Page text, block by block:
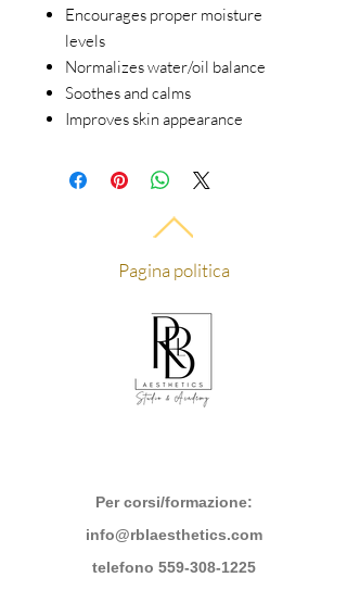
Encourages proper moisture
levels
Normalizes water/oil balance
Soothes and calms
Improves skin appearance
Pagina politica
Per corsi/formazione:
info@rblaesthetics.com
telefono 559-308-1225